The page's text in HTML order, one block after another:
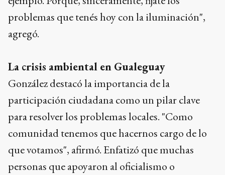
problemas que tenés hoy con la iluminación",
agregó.
La crisis ambiental en Gualeguay
González destacó la importancia de la
participación ciudadana como un pilar clave
para resolver los problemas locales. "Como
comunidad tenemos que hacernos cargo de lo
que votamos", afirmó. Enfatizó que muchas
personas que apoyaron al oficialismo o